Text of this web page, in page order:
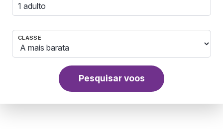
1 adulto
CLASSE
Pesquisar voos